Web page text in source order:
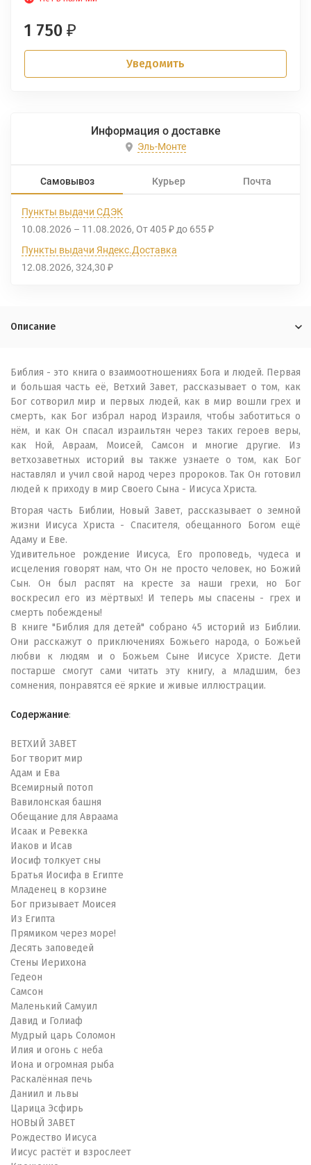
1 750 ₽
Уведомить
Информация о доставке
Эль-Монте
Самовывоз Курьер Почта
Пункты выдачи СДЭК
10.08.2026 – 11.08.2026 От 405 ₽ до 655 ₽
Пункты выдачи Яндекс.Доставка
12.08.2026 324,30 ₽
Описание
Библия - это книга о взаимоотношениях Бога и людей. Первая
и большая часть её, Ветхий Завет, рассказывает о том, как
Бог сотворил мир и первых людей, как в мир вошли грех и
смерть, как Бог избрал народ Израиля, чтобы заботиться о
нём, и как Он спасал израильтян через таких героев веры,
как Ной, Авраам, Моисей, Самсон и многие другие. Из
ветхозаветных историй вы также узнаете о том, как Бог
наставлял и учил свой народ через пророков. Так Он готовил
людей к приходу в мир Своего Сына - Иисуса Христа.
Вторая часть Библии, Новый Завет, рассказывает о земной
жизни Иисуса Христа - Спасителя, обещанного Богом ещё
Адаму и Еве.
Удивительное рождение Иисуса, Его проповедь, чудеса и
исцеления говорят нам, что Он не просто человек, но Божий
Сын. Он был распят на кресте за наши грехи, но Бог
воскресил его из мёртвых! И теперь мы спасены - грех и
смерть побеждены!
В книге "Библия для детей" собрано 45 историй из Библии.
Они расскажут о приключениях Божьего народа, о Божьей
любви к людям и о Божьем Сыне Иисусе Христе. Дети
постарше смогут сами читать эту книгу, а младшим, без
сомнения, понравятся её яркие и живые иллюстрации.
Содержание:
ВЕТХИЙ ЗАВЕТ
Бог творит мир
Адам и Ева
Всемирный потоп
Вавилонская башня
Обещание для Авраама
Исаак и Ревекка
Иаков и Исав
Иосиф толкует сны
Братья Иосифа в Египте
Младенец в корзине
Бог призывает Моисея
Из Египта
Прямиком через море!
Десять заповедей
Стены Иерихона
Гедеон
Самсон
Маленький Самуил
Давид и Голиаф
Мудрый царь Соломон
Илия и огонь с неба
Иона и огромная рыба
Раскалённая печь
Даниил и львы
Царица Эсфирь
НОВЫЙ ЗАВЕТ
Рождество Иисуса
Иисус растёт и взрослеет